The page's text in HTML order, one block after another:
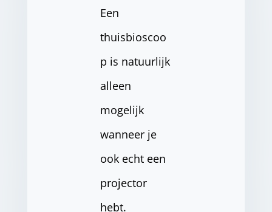
Een
thuisbioscoo
p is natuurlijk
alleen
mogelijk
wanneer je
ook echt een
projector
hebt.